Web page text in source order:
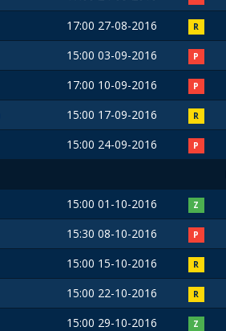
17:00 27-08-2016 R
15:00 03-09-2016 P
17:00 10-09-2016 P
15:00 17-09-2016 R
15:00 24-09-2016 P
15:00 01-10-2016 Z
15:30 08-10-2016 P
15:00 15-10-2016 R
15:00 22-10-2016 R
15:00 29-10-2016 Z